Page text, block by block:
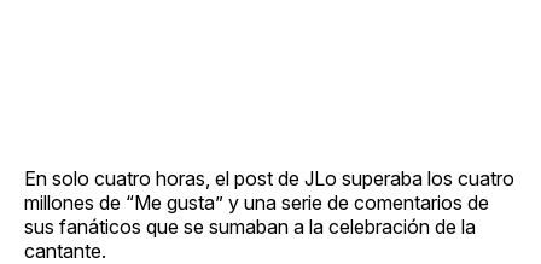
En solo cuatro horas, el post de JLo superaba los cuatro
millones de “Me gusta” y una serie de comentarios de
sus fanáticos que se sumaban a la celebración de la
cantante.